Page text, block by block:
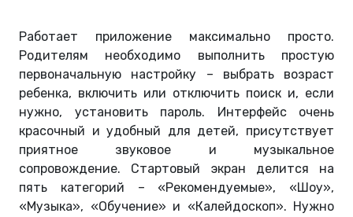
Работает приложение максимально просто.
Родителям необходимо выполнить простую
первоначальную настройку – выбрать возраст
ребенка, включить или отключить поиск и, если
нужно, установить пароль. Интерфейс очень
красочный и удобный для детей, присутствует
приятное звуковое и музыкальное
сопровождение. Стартовый экран делится на
пять категорий – «Рекомендуемые», «Шоу»,
«Музыка», «Обучение» и «Калейдоскоп». Нужно